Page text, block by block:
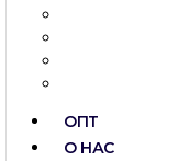
ОПТ
О НАС